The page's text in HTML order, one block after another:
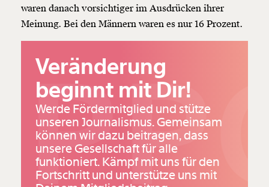
waren danach vorsichtiger im Ausdrücken ihrer
Meinung. Bei den Männern waren es nur 16 Prozent.
Veränderung
beginnt mit Dir!
Werde Fördermitglied und stütze
unseren Journalismus. Gemeinsam
können wir dazu beitragen, dass
unsere Gesellschaft für alle
funktioniert. Kämpf mit uns für den
Fortschritt und unterstütze uns mit